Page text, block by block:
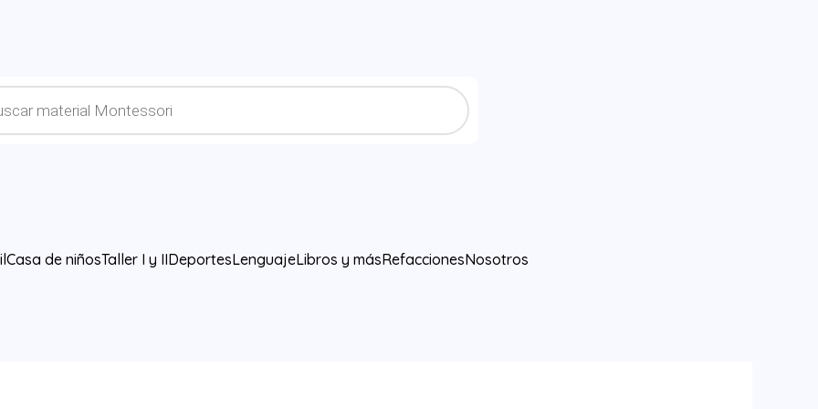
Casa de niñosTaller I y IIDeportesLenguajeLibros y másRefaccionesNosotros